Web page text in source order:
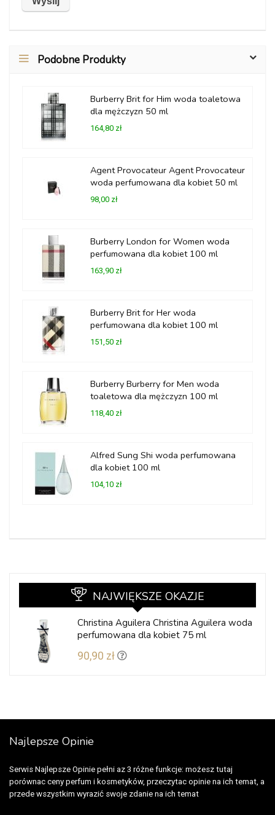
Podobne Produkty
Burberry Brit for Him woda toaletowa
dla mężczyzn 50 ml
164,80 zł
Agent Provocateur Agent Provocateur
woda perfumowana dla kobiet 50 ml
98,00 zł
Burberry London for Women woda
perfumowana dla kobiet 100 ml
163,90 zł
Burberry Brit for Her woda
perfumowana dla kobiet 100 ml
151,50 zł
Burberry Burberry for Men woda
toaletowa dla mężczyzn 100 ml
118,40 zł
Alfred Sung Shi woda perfumowana
dla kobiet 100 ml
104,10 zł
NAJWIĘKSZE OKAZJE
Christina Aguilera Christina Aguilera woda
perfumowana dla kobiet 75 ml
90,90 zł
Najlepsze Opinie
Serwis Najlepsze Opinie pełni az 3 różne funkcje: możesz tutaj
porównac ceny perfum i kosmetyków, przeczytac opinie na ich temat, a
przede wszystkim wyrazić swoje zdanie na ich temat